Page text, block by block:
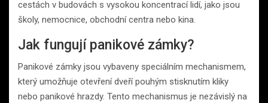
cestách v budovách s vysokou koncentrací lidí, jako jsou
školy, nemocnice, obchodní centra nebo kina.
Jak fungují panikové zámky?
Panikové zámky jsou vybaveny speciálním mechanismem,
který umožňuje otevření dveří pouhým stisknutím kliky
nebo panikové hrazdy. Tento mechanismus je nezávislý na